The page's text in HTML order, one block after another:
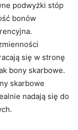
podwyżki stóp
bonów
się w stronę
bony skarbowe.
skarbowe
nadają się do